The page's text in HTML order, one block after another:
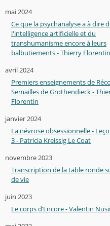
mai 2024
Ce que la psychanalyse a à dire
l'intelligence artificielle et du
transhumanisme encore à leurs
balbutiements - Thierry Florentin
avril 2024
Premiers enseignements de
Semailles de Grothendieck -
Florentin
janvier 2024
La névrose obsessionnelle -
3 - Patricia Kreissig Le Coat
novembre 2023
Transcription de la table ronde
de vie
juin 2023
Le corps d’Encore - Valentin